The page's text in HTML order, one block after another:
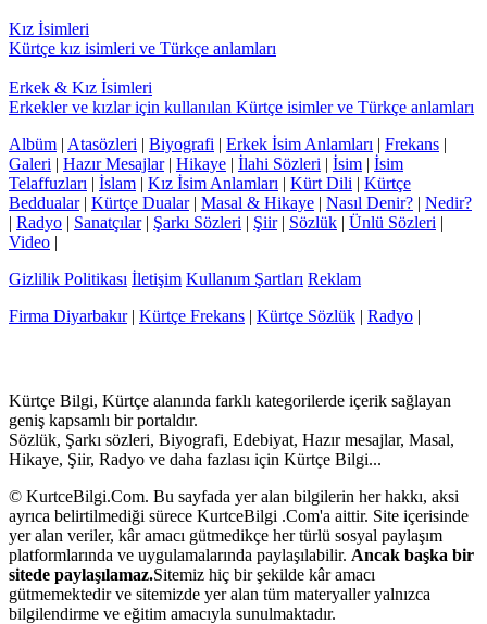
Kız İsimleri
Kürtçe kız isimleri ve Türkçe anlamları
Erkek & Kız İsimleri
Erkekler ve kızlar için kullanılan Kürtçe isimler ve Türkçe anlamları
Albüm | Atasözleri | Biyografi | Erkek İsim Anlamları | Frekans |
Galeri | Hazır Mesajlar| Hikaye | İlahi Sözleri | İsim | İsim
Telaffuzları | İslam | Kız İsim Anlamları | Kürt Dili | Kürtçe
Beddualar| Kürtçe Dualar| Masal & Hikaye | Nasıl Denir? | Nedir?
| Radyo | Sanatçılar| Şarkı Sözleri | Şiir| Sözlük | Ünlü Sözleri |
Video |
Gizlilik Politikası İletişim Kullanım Şartları Reklam
Firma Diyarbakır| Kürtçe Frekans | Kürtçe Sözlük | Radyo |
Kürtçe Bilgi, Kürtçe alanında farklı kategorilerde içerik sağlayan
geniş kapsamlı bir portaldır.
Sözlük, Şarkı sözleri, Biyografi, Edebiyat, Hazır mesajlar, Masal,
Hikaye, Şiir, Radyo ve daha fazlası için Kürtçe Bilgi...
© KurtceBilgi.Com. Bu sayfada yer alan bilgilerin her hakkı, aksi
ayrıca belirtilmediği sürece KurtceBilgi .Com'a aittir. Site içerisinde
yer alan veriler, kâr amacı gütmedikçe her türlü sosyal paylaşım
platformlarında ve uygulamalarında paylaşılabilir. Ancak başka bir
sitede paylaşılamaz.Sitemiz hiç bir şekilde kâr amacı
gütmemektedir ve sitemizde yer alan tüm materyaller yalnızca
bilgilendirme ve eğitim amacıyla sunulmaktadır.